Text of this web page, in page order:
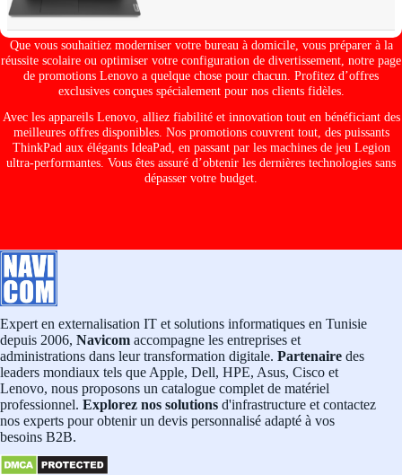
Que vous souhaitiez moderniser votre bureau à domicile, vous préparer à la
réussite scolaire ou optimiser votre configuration de divertissement, notre page
de promotions Lenovo a quelque chose pour chacun. Profitez d’offres
exclusives conçues spécialement pour nos clients fidèles.
Avec les appareils Lenovo, alliez fiabilité et innovation tout en bénéficiant des
meilleures offres disponibles. Nos promotions couvrent tout, des puissants
ThinkPad aux élégants IdeaPad, en passant par les machines de jeu Legion
ultra-performantes. Vous êtes assuré d’obtenir les dernières technologies sans
dépasser votre budget.
Expert en externalisation IT et solutions informatiques en Tunisie
depuis 2006, Navicom accompagne les entreprises et
administrations dans leur transformation digitale. Partenaire des
leaders mondiaux tels que Apple, Dell, HPE, Asus, Cisco et
Lenovo, nous proposons un catalogue complet de matériel
professionnel. Explorez nos solutions d'infrastructure et contactez
nos experts pour obtenir un devis personnalisé adapté à vos
besoins B2B.